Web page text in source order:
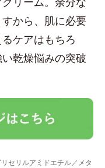
から、肌に必要
ケアはもちろ
乾燥悩みの突破
セリルアミドエチル／メタ